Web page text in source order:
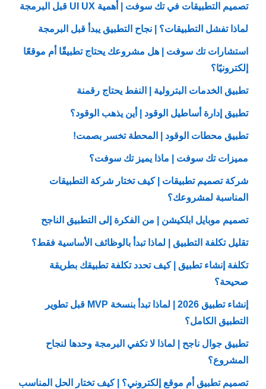
تصميم التطبيقات في تك سوفت | أهمية UI UX قبل البرمجة
لماذا تفشل التطبيقات؟ | نجاح التطبيق يبدأ قبل البرمجة
استشارات تك سوفت | هل مشروعك يحتاج تطبيقًا أم موقعًا
إلكترونيًا؟
تطبيق الخدمات البترولية | النفط يحتاج رقمنة
تطبيق إدارة أساطيل الوقود | أين يذهب الوقود؟
تطبيق محطات الوقود | المحطة تخسر بصمت!
مميزات تك سوفت | ماذا يميز تك سوفت؟
شركة تصميم تطبيقات | كيف تختار شركة التطبيقات
المناسبة لمشروعك؟
تصميم موبايل ابلكيشن | من الفكرة إلى التطبيق الناجح
تقليل تكلفة التطبيق | لماذا تبدأ بالوظائف الأساسية فقط؟
تكلفة إنشاء تطبيق | كيف تحدد تكلفة تطبيقك بطريقة
صحيحة؟
إنشاء تطبيق 2026 | لماذا تبدأ بنسخة MVP قبل تطوير
التطبيق الكامل؟
تطبيق جوال ناجح | لماذا لا تكفي البرمجة وحدها لنجاح
المشروع؟
تصميم تطبيق أم موقع إلكتروني؟ | كيف تختار الحل المناسب